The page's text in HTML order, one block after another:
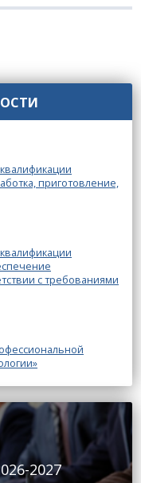
приготовление,
с требованиями
2027